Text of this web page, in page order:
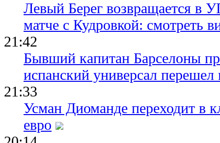
Левый Берег возвращается в
матче с Кудровкой: смотреть
21:42
Бывший капитан Барселоны
испанский универсал перешел
21:33
Усман Диоманде переходит в
евро